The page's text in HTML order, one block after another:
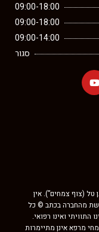
09:00-18:00
09:00-18:00
09:00-14:00
סגור
טל (צוף צמחים”). אין
מהחברה בכתב © כל
התוויתי ואינו רפואי.
מרפא אינן מתיימרות